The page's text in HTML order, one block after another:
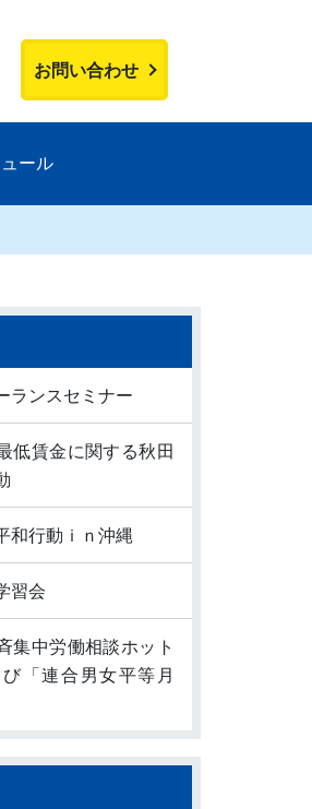
お問い合わせ
ール
ランスセミナー
低賃金に関する秋田
和行動ｉｎ沖縄
習会
集中労働相談ホット
「連合男女平等月